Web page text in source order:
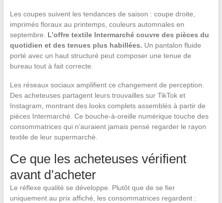
Les coupes suivent les tendances de saison : coupe droite,
imprimés floraux au printemps, couleurs automnales en
septembre. L’offre textile Intermarché couvre des pièces du
quotidien et des tenues plus habillées. Un pantalon fluide
porté avec un haut structuré peut composer une tenue de
bureau tout à fait correcte.
Les réseaux sociaux amplifient ce changement de perception.
Des acheteuses partagent leurs trouvailles sur TikTok et
Instagram, montrant des looks complets assemblés à partir de
pièces Intermarché. Ce bouche-à-oreille numérique touche des
consommatrices qui n’auraient jamais pensé regarder le rayon
textile de leur supermarché.
Ce que les acheteuses vérifient
avant d’acheter
Le réflexe qualité se développe. Plutôt que de se fier
uniquement au prix affiché, les consommatrices regardent :